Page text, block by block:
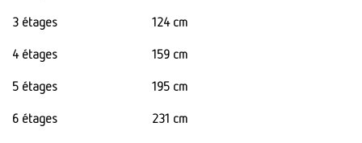
3 étages
124 cm
4 étages
159 cm
5 étages
195 cm
6 étages
231 cm